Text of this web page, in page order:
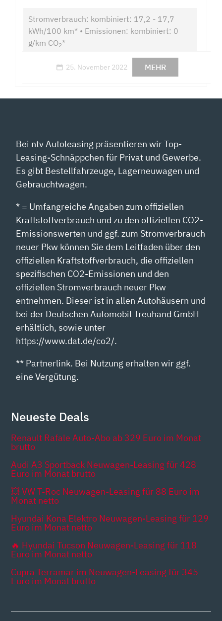
Stromverbrauch: kombiniert: 17,2 - 17,7
kWh/100 km* • Emissionen: kombiniert: 0
g/km CO2*
25. November 2022 MEHR
Bei ntv Autoleasing präsentieren wir Top-
Leasing-Schnäppchen für Privat und Gewerbe.
Es gibt Bestellfahrzeuge, Lagerneuwagen und
Gebrauchtwagen.
* = Umfangreiche Angaben zum offiziellen
Kraftstoffverbrauch und zu den offiziellen CO2-
Emissionswerten und ggf. zum Stromverbrauch
neuer Pkw können Sie dem Leitfaden über den
offiziellen Kraftstoffverbrauch, die offiziellen
spezifischen CO2-Emissionen und den
offiziellen Stromverbrauch neuer Pkw
entnehmen. Dieser ist in allen Autohäusern und
bei der Deutschen Automobil Treuhand GmbH
erhältlich, sowie unter
https://www.dat.de/co2/.
** Partnerlink. Bei Nutzung erhalten wir ggf.
eine Vergütung.
Neueste Deals
Renault Rafale Auto-Abo ab 329 Euro im Monat
brutto
Audi A3 Sportback Neuwagen-Leasing für 428
Euro im Monat brutto
💥 VW T-Roc Neuwagen-Leasing für 88 Euro im
Monat netto
Hyundai Kona Elektro Neuwagen-Leasing für 129
Euro im Monat netto
🔥 Hyundai Tucson Neuwagen-Leasing für 118
Euro im Monat netto
Cupra Terramar im Neuwagen-Leasing für 345
Euro im Monat brutto